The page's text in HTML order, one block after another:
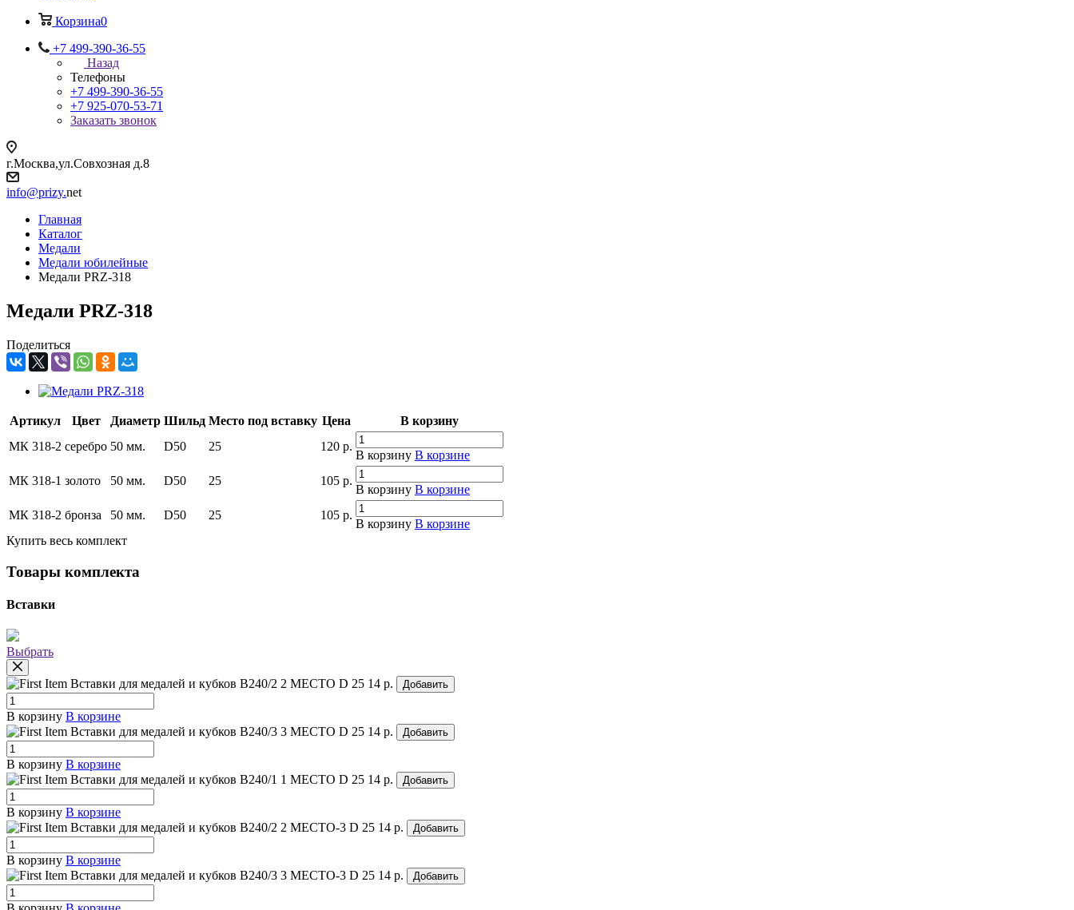
Корзина0
+7 499-390-36-55
Назад
Телефоны
+7 499-390-36-55
+7 925-070-53-71
Заказать звонок
г.Москва,ул.Совхозная д.8
info@prizy.net
Главная
Каталог
Медали
Медали юбилейные
Медали PRZ-318
Медали PRZ-318
Поделиться
Артикул Цвет Диаметр Шильд Место под вставку Цена
В корзину
МК 318-2 серебро 50 мм. D50 25 120 р.
В корзину В корзине
МК 318-1 золото 50 мм. D50 25 105 р.
В корзину В корзине
МК 318-2 бронза 50 мм. D50 25 105 р.
В корзину В корзине
Купить весь комплект
Товары комплекта
Вставки
Выбрать
Вставки для медалей и кубков B240/2 2 МЕСТО D 25 14 р. Добавить
В корзину В корзине
Вставки для медалей и кубков B240/3 3 МЕСТО D 25 14 р. Добавить
В корзину В корзине
Вставки для медалей и кубков B240/1 1 МЕСТО D 25 14 р. Добавить
В корзину В корзине
Вставки для медалей и кубков B240/2 2 МЕСТО-3 D 25 14 р. Добавить
В корзину В корзине
Вставки для медалей и кубков B240/3 3 МЕСТО-3 D 25 14 р. Добавить